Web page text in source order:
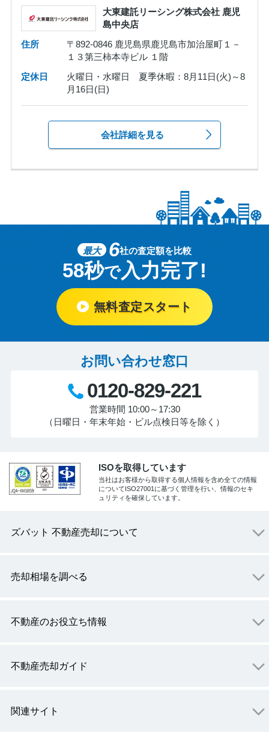
大東建託リーシング株式会社 鹿児
島中央店
住所
〒892-0846 鹿児島県鹿児島市加治屋町１－
１３第三柿本寺ビル １階
定休日
火曜日・水曜日 夏季休暇：8月11日(火)～8
月16日(日)
会社詳細を見る
最大 6社の査定額を比較
58秒で入力完了!
無料査定スタート
お問い合わせ窓口
0120-829-221
営業時間 10:00～17:30
（日曜日・年末年始・ビル点検日等を除く）
ISOを取得しています
当社はお客様から取得する個人情報を含め全ての情報
についてISO27001に基づく管理を行い、情報のセキ
ュリティを確保しています。
ズバット 不動産売却について
売却相場を調べる
不動産のお役立ち情報
不動産売却ガイド
関連サイト